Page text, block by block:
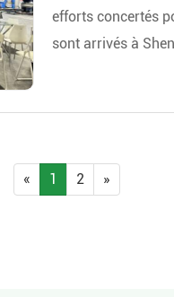
efforts concertés
sont arrivés à
« 1 2 »